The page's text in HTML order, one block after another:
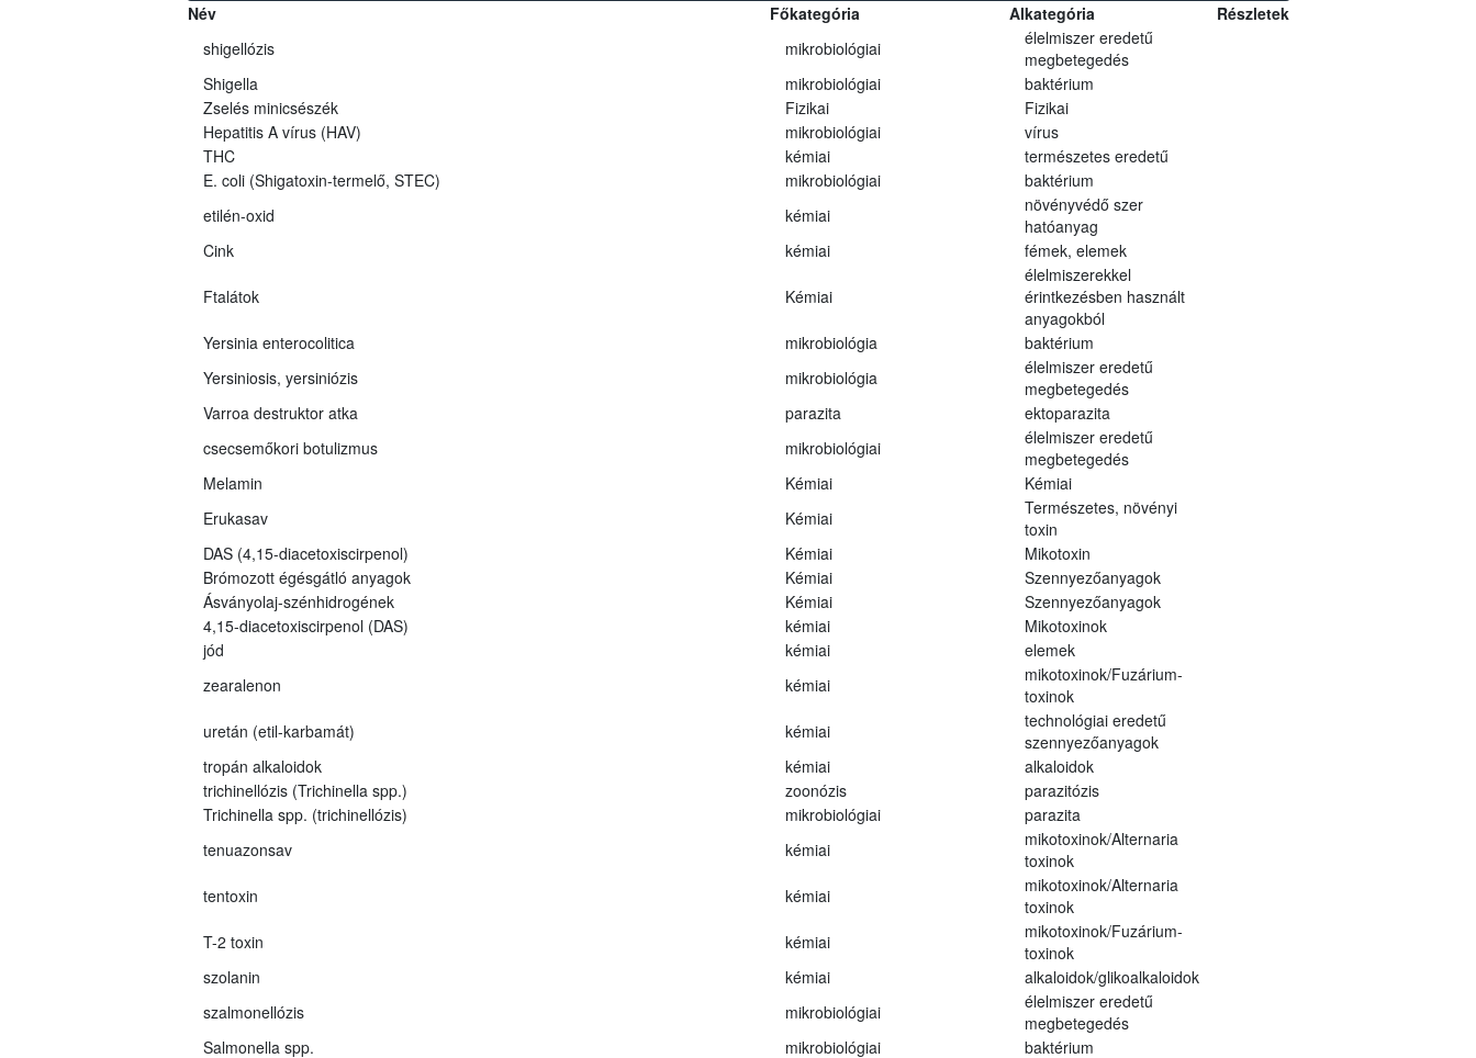
Név Főkategória Alkategória
Részletek
shigellózis
mikrobiológiai
élelmiszer eredetű
megbetegedés
Shigella
mikrobiológiai
baktérium
Zselés minicsészék
Fizikai
Fizikai
Hepatitis A vírus (HAV)
mikrobiológiai
vírus
THC
kémiai
természetes eredetű
E. coli (Shigatoxin-termelő, STEC)
mikrobiológiai
baktérium
etilén-oxid
kémiai
növényvédő szer
hatóanyag
Cink
kémiai fémek, elemek
Ftalátok Kémiai
élelmiszerekkel
érintkezésben használt
anyagokból
Yersinia enterocolitica
mikrobiológia
baktérium
Yersiniosis, yersiniózis
mikrobiológia
élelmiszer eredetű
megbetegedés
Varroa destruktor atka
parazita
ektoparazita
csecsemőkori botulizmus
mikrobiológiai
élelmiszer eredetű
megbetegedés
Melamin
Kémiai
Kémiai
Erukasav
Kémiai
Természetes, növényi
toxin
DAS (4,15-diacetoxiscirpenol)
Kémiai
Mikotoxin
Brómozott égésgátló anyagok
Kémiai
Szennyezőanyagok
Ásványolaj-szénhidrogének
Kémiai
Szennyezőanyagok
4,15-diacetoxiscirpenol (DAS)
kémiai
Mikotoxinok
jód
kémiai
elemek
zearalenon
kémiai
mikotoxinok/Fuzárium-
toxinok
uretán (etil-karbamát)
kémiai
technológiai eredetű
szennyezőanyagok
tropán alkaloidok
kémiai
alkaloidok
trichinellózis (Trichinella spp.)
zoonózis
parazitózis
Trichinella spp. (trichinellózis)
mikrobiológiai
parazita
tenuazonsav
kémiai
mikotoxinok/Alternaria
toxinok
tentoxin
kémiai
mikotoxinok/Alternaria
toxinok
T-2 toxin
kémiai
mikotoxinok/Fuzárium-
toxinok
szolanin
kémiai
alkaloidok/glikoalkaloidok
szalmonellózis
mikrobiológiai
élelmiszer eredetű
megbetegedés
Salmonella spp.
mikrobiológiai
baktérium